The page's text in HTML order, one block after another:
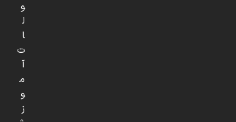
و
ل
ا
ت
آ
م
و
ز